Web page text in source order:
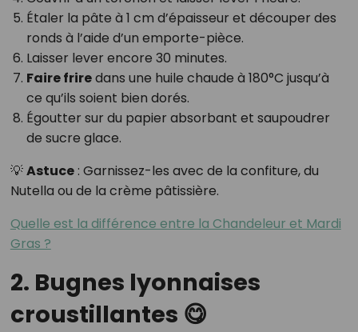
Étaler la pâte à 1 cm d’épaisseur et découper des
ronds à l’aide d’un emporte-pièce.
Laisser lever encore 30 minutes.
Faire friredans une huile chaude à 180°C jusqu’à
ce qu’ils soient bien dorés.
Égoutter sur du papier absorbant et saupoudrer
de sucre glace.
💡Astuce: Garnissez-les avec de la confiture, du
Nutella ou de la crème pâtissière.
Quelle est la différence entre la Chandeleur et Mardi
Gras ?
2. Bugnes lyonnaises
croustillantes 😋